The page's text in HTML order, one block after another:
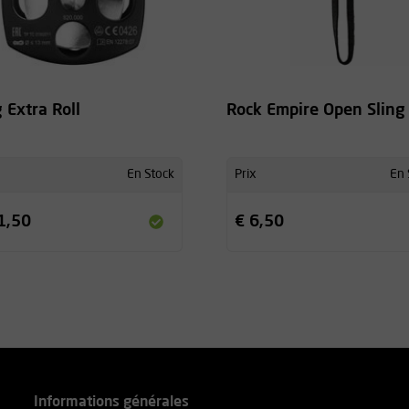
leKask
50 - 75 cm
rubrique
Extra Roll
En Stock
Rock Empire Open Sling
Prix En
€ 6,50
Informations générales